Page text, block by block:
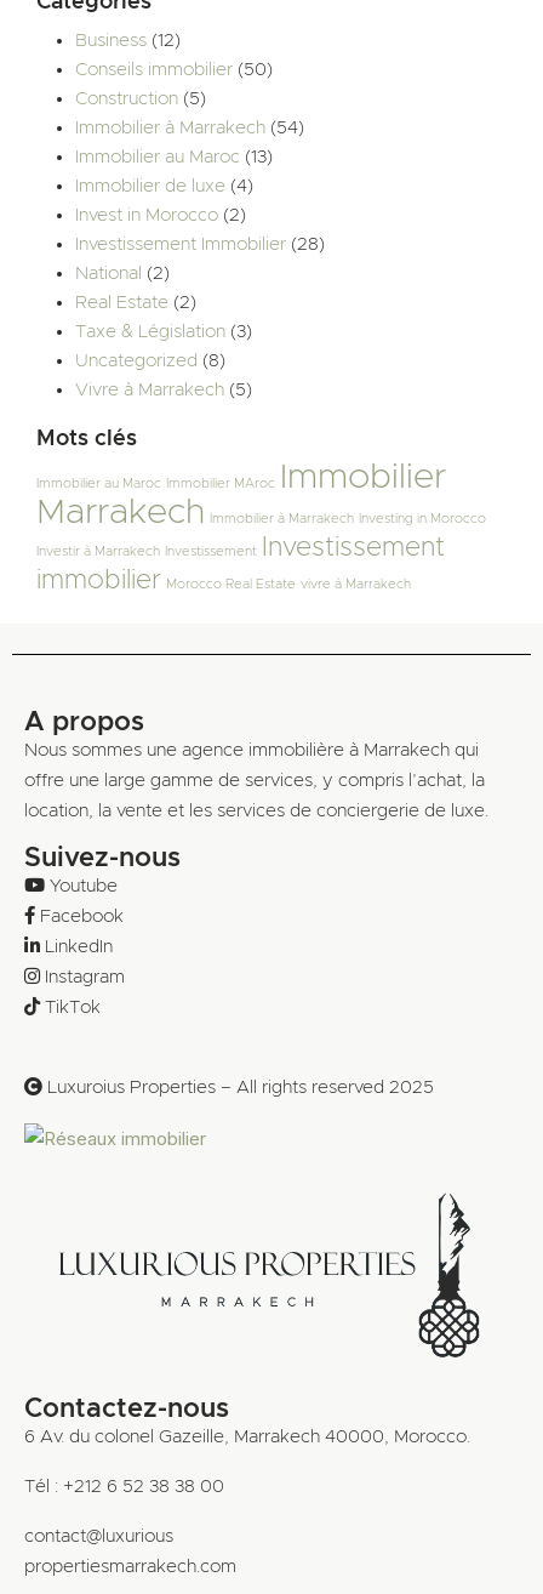
Business (12)
Conseils immobilier (50)
Construction (5)
Immobilier à Marrakech (54)
Immobilier au Maroc (13)
Immobilier de luxe (4)
Invest in Morocco (2)
Investissement Immobilier (28)
National (2)
Real Estate (2)
Taxe & Législation (3)
Uncategorized (8)
Vivre à Marrakech (5)
Mots clés
Immobilier au Maroc Immobilier MAroc
Immobilier
Marrakech
Immobilier à Marrakech Investing in Morocco
Investir à Marrakech Investissement
Investissement
immobilier Morocco Real Estate vivre à Marrakech
A propos
Nous sommes une agence immobilière à Marrakech qui
offre une large gamme de services, y compris l’achat, la
location, la vente et les services de conciergerie de luxe.
Suivez-nous
Youtube
Facebook
LinkedIn
Instagram
TikTok
Luxuroius Properties – All rights reserved 2025
Contactez-nous
6 Av. du colonel Gazeille, Marrakech 40000, Morocco.
Tél : +212 6 52 38 38 00
contact@luxurious
propertiesmarrakech.com